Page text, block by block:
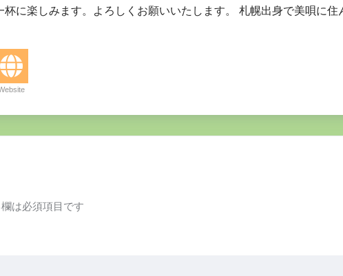
杯に楽しみます。よろしくお願いいたします。 札幌出身で美唄に
は必須項目です